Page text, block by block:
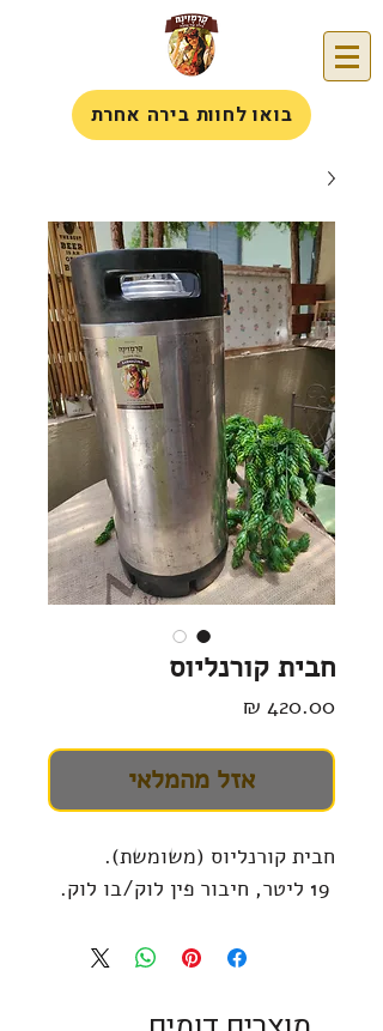
בואו לחוות בירה אחרת
חבית קורנליוס
אזל מהמלאי
חבית קורנליוס (משומשת).